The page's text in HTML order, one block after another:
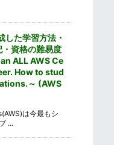
した学習方法・
資格の難易度
ALL AWS Ce
How to stud
～ (AWS
は今最もシ
...